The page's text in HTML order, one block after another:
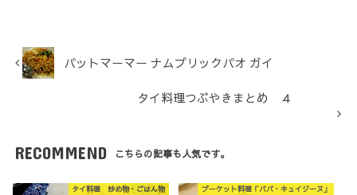
パットマーマー ナムプリックパオ ガイ
タイ料理つぶやきまとめ ４
RECOMMEND こちらの記事も人気です。
タイ料理 炒め物・ごはん物 プーケット料理「ババ・キュイジーヌ」